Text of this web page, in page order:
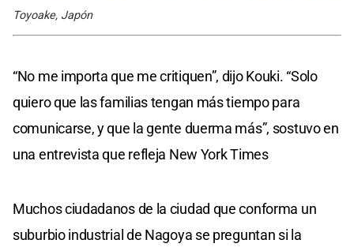
Toyoake, Japón
“No me importa que me critiquen”, dijo Kouki. “Solo
quiero que las familias tengan más tiempo para
comunicarse, y que la gente duerma más”, sostuvo en
una entrevista que refleja New York Times
Muchos ciudadanos de la ciudad que conforma un
suburbio industrial de Nagoya se preguntan si la